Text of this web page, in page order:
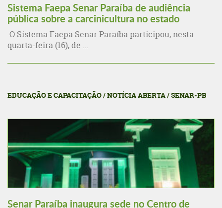
Sistema Faepa Senar Paraíba de audiência
pública sobre a carcinicultura no estado
O Sistema Faepa Senar Paraíba participou, nesta
quarta-feira (16), de ...
EDUCAÇÃO E CAPACITAÇÃO / NOTÍCIA ABERTA / SENAR-PB
Senar Paraíba inaugura sede no Centro de